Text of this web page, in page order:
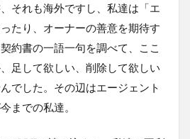
それも海外ですし、私達は「エ
たり、オーナーの善意を期待す
約書の一語一句を調べて、ここ
足して欲しい、削除して欲しい
でした。その辺はエージェント
までの私達。